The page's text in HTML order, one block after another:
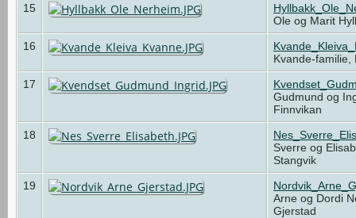
15
Ole og Marit
16
Kvande-
17
Gudmund og
Finnvikan
18
Sverre og
Stangvik
19
Arne og Dordi
Gjerstad